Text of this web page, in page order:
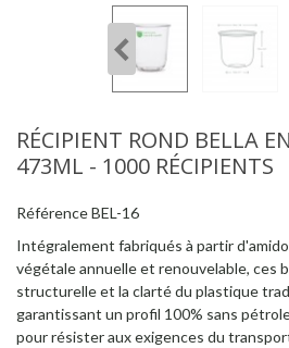
RÉCIPIENT ROND BELLA
473ML - 1000 RÉCIPIENTS
RéférenceBEL-16
Intégralement fabriqués à partir
végétale annuelle et renouvelable, ces
structurelle et la clarté du plastique
garantissant un profil 100% sans
pour résister aux exigences du